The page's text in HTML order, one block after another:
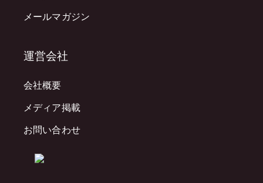
メールマガジン
運営会社
会社概要
メディア掲載
お問い合わせ